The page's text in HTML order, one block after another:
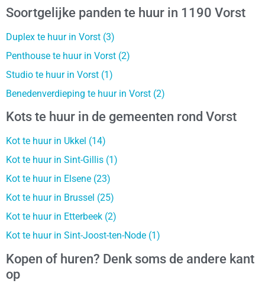
Soortgelijke panden te huur in 1190 Vorst
Duplex te huur in Vorst (3)
Penthouse te huur in Vorst (2)
Studio te huur in Vorst (1)
Benedenverdieping te huur in Vorst (2)
Kots te huur in de gemeenten rond Vorst
Kot te huur in Ukkel (14)
Kot te huur in Sint-Gillis (1)
Kot te huur in Elsene (23)
Kot te huur in Brussel (25)
Kot te huur in Etterbeek (2)
Kot te huur in Sint-Joost-ten-Node (1)
Kopen of huren? Denk soms de andere kant
op